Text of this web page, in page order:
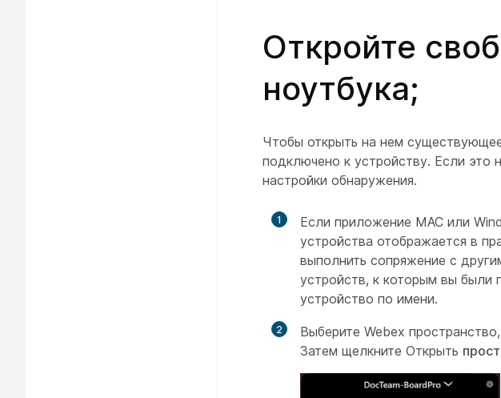
Откройте
ноутбука;
Чтобы открыть на нем
подключено к устройству. Если это
настройки обнаружения.
1
Если приложение MAC или
устройства отображается в
выполнить сопряжение с
устройств, к которым вы были
устройство по имени.
2
Выберите Webex
Затем щелкните Открыть